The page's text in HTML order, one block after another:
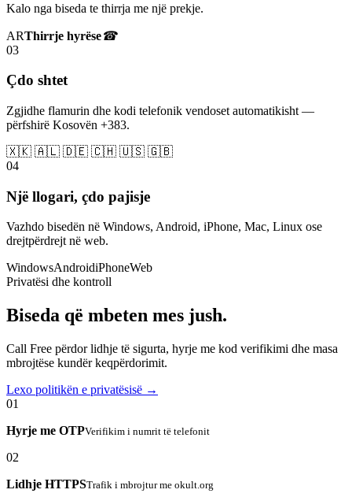
Kalo nga biseda te thirrja me një prekje.
ARThirrje hyrëse☎
03
Çdo shtet
Zgjidhe flamurin dhe kodi telefonik vendoset automatikisht —
përfshirë Kosovën +383.
🇽🇰 🇦🇱 🇩🇪 🇨🇭 🇺🇸 🇬🇧
04
Një llogari, çdo pajisje
Vazhdo bisedën në Windows, Android, iPhone, Mac, Linux ose
drejtpërdrejt në web.
WindowsAndroidiPhoneWeb
Privatësi dhe kontroll
Biseda që mbeten mes jush.
Call Free përdor lidhje të sigurta, hyrje me kod verifikimi dhe masa
mbrojtëse kundër keqpërdorimit.
Lexo politikën e privatësisë →
01
Hyrje me OTPVerifikim i numrit të telefonit
02
Lidhje HTTPSTrafik i mbrojtur me okult.org